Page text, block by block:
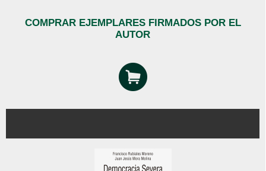
COMPRAR EJEMPLARES FIRMADOS POR EL
AUTOR